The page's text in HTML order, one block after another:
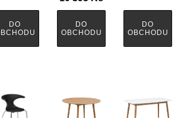
DO
DO
OBCHODU
DO
OBCHODU